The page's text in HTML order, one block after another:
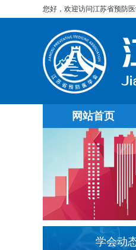
您好，欢迎访问江苏省预防
网站首页
学会动